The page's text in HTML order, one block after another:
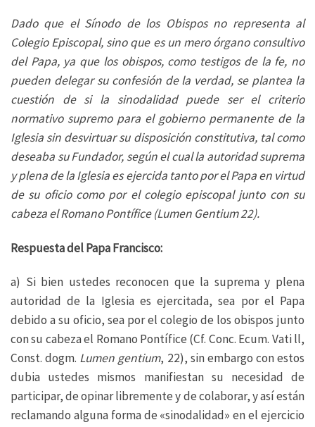
Dado que el Sínodo de los Obispos no representa al
Colegio Episcopal, sino que es un mero órgano consultivo
del Papa, ya que los obispos, como testigos de la fe, no
pueden delegar su confesión de la verdad, se plantea la
cuestión de si la sinodalidad puede ser el criterio
normativo supremo para el gobierno permanente de la
Iglesia sin desvirtuar su disposición constitutiva, tal como
deseaba su Fundador, según el cual la autoridad suprema
y plena de la Iglesia es ejercida tanto por el Papa en virtud
de su oficio como por el colegio episcopal junto con su
cabeza el Romano Pontífice (Lumen Gentium 22).
Respuesta del Papa Francisco:
a) Si bien ustedes reconocen que la suprema y plena
autoridad de la Iglesia es ejercitada, sea por el Papa
debido a su oficio, sea por el colegio de los obispos junto
con su cabeza el Romano Pontífice (Cf. Conc. Ecum. Vati ll,
Const. dogm. Lumen gentium, 22), sin embargo con estos
dubia ustedes mismos manifiestan su necesidad de
participar, de opinar libremente y de colaborar, y así están
reclamando alguna forma de «sinodalidad» en el ejercicio